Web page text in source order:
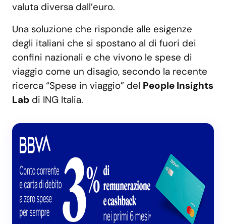
valuta diversa dall’euro.
Una soluzione che risponde alle esigenze
degli italiani che si spostano al di fuori dei
confini nazionali e che vivono le spese di
viaggio come un disagio, secondo la recente
ricerca “Spese in viaggio” del People Insights
Lab di ING Italia.